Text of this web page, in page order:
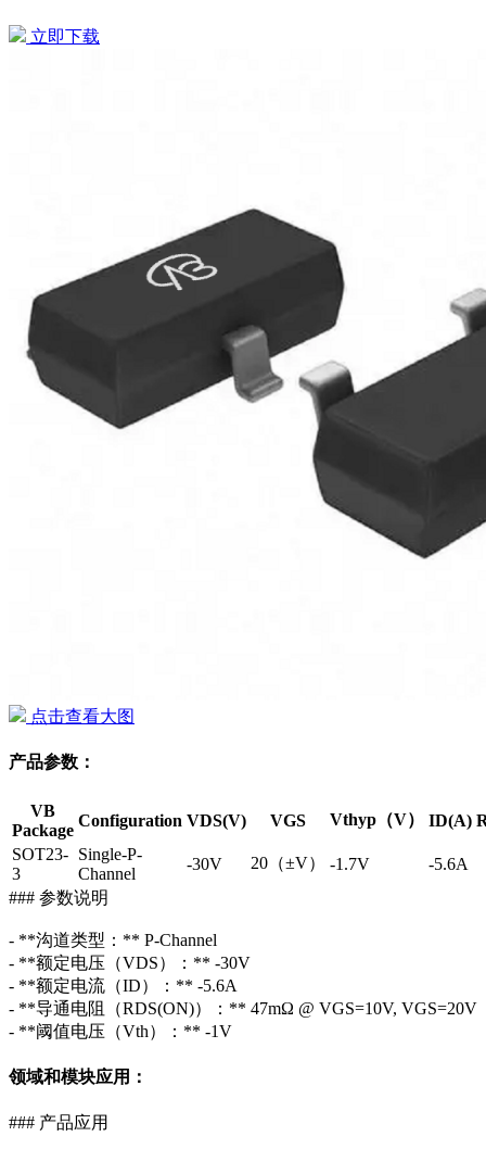
立即下载
点击查看大图
产品参数：
VB
Package
Configuration VDS(V) VGS Vthyp（V） ID(A)
SOT23-
3
Single-P-
Channel
-30V 20（±V） -1.7V
-5.6A
### 参数说明
- **沟道类型：** P-Channel
- **额定电压（VDS）：** -30V
- **额定电流（ID）：** -5.6A
- **导通电阻（RDS(ON)）：** 47mΩ @ VGS=10V, VGS=20V
- **阈值电压（Vth）：** -1V
领域和模块应用：
### 产品应用